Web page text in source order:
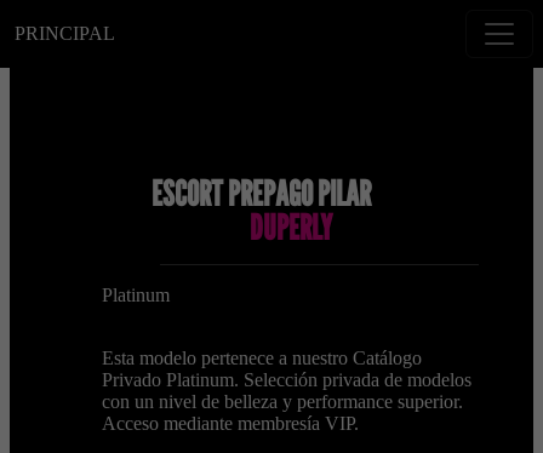
PRINCIPAL
ESCORT PREPAGO PILAR
DUPERLY
Platinum
Esta modelo pertenece a nuestro Catálogo
Privado Platinum. Selección privada de modelos
con un nivel de belleza y performance superior.
Acceso mediante membresía VIP.